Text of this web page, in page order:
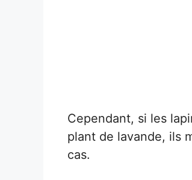
Cependant, si les
plant de lavande, ils
cas.